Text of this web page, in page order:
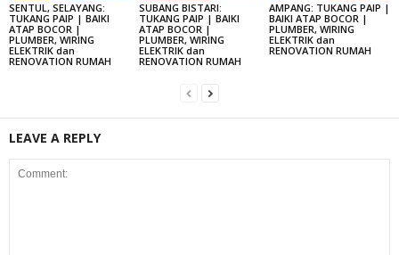
SENTUL, SELAYANG:
TUKANG PAIP | BAIKI
ATAP BOCOR |
PLUMBER, WIRING
ELEKTRIK dan
RENOVATION RUMAH
SUBANG BISTARI:
TUKANG PAIP | BAIKI
ATAP BOCOR |
PLUMBER, WIRING
ELEKTRIK dan
RENOVATION RUMAH
AMPANG: TUKANG PAIP |
BAIKI ATAP BOCOR |
PLUMBER, WIRING
ELEKTRIK dan
RENOVATION RUMAH
LEAVE A REPLY